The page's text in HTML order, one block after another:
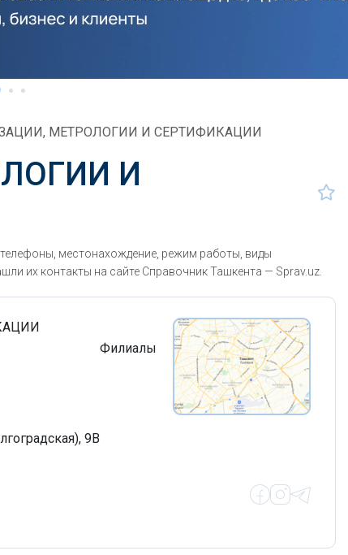
МЕТРОЛОГИИ И СЕРТИФИКАЦИИ
И
местонахождение, режим работы, виды
их контакты на сайте Справочник Ташкента — Sprav.uz.
Филиалы
9В